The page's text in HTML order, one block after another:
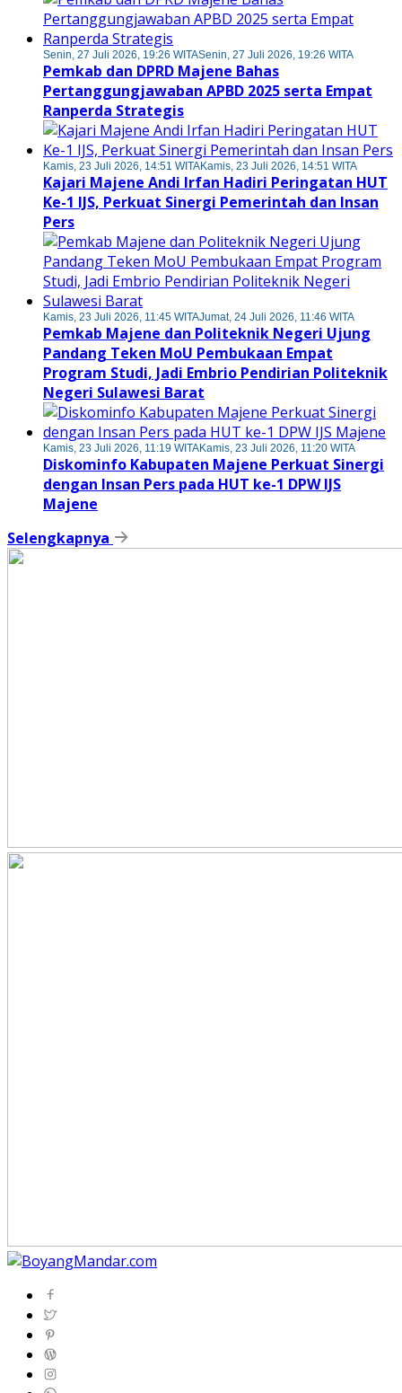
Senin, 27 Juli 2026, 19:26 WITASenin, 27 Juli 2026, 19:26 WITA
Pemkab dan DPRD Majene Bahas
Pertanggungjawaban APBD 2025 serta Empat
Ranperda Strategis
Kamis, 23 Juli 2026, 14:51 WITAKamis, 23 Juli 2026, 14:51 WITA
Kajari Majene Andi Irfan Hadiri Peringatan HUT
Ke-1 IJS, Perkuat Sinergi Pemerintah dan Insan
Pers
Kamis, 23 Juli 2026, 11:45 WITAJumat, 24 Juli 2026, 11:46 WITA
Pemkab Majene dan Politeknik Negeri Ujung
Pandang Teken MoU Pembukaan Empat
Program Studi, Jadi Embrio Pendirian Politeknik
Negeri Sulawesi Barat
Kamis, 23 Juli 2026, 11:19 WITAKamis, 23 Juli 2026, 11:20 WITA
Diskominfo Kabupaten Majene Perkuat Sinergi
dengan Insan Pers pada HUT ke-1 DPW IJS
Majene
Selengkapnya